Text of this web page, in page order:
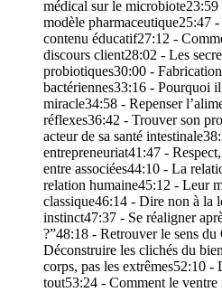
médical sur le
modèle pharmaceutique25:47
contenu éducatif27:12 -
discours client28:02 - Les
probiotiques30:00 -
bactériennes33:16 - Pourquoi
miracle34:58 - Repenser
réflexes36:42 - Trouver son
acteur de sa santé
entrepreneuriat41:47 -
entre associées44:10 - La
relation humaine45:12 - Leur
classique46:14 - Dire non à la
instinct47:37 - Se réaligner
?”48:18 - Retrouver le sens
Déconstruire les clichés du
corps, pas les extrêmes52:10 -
tout53:24 - Comment le ventre